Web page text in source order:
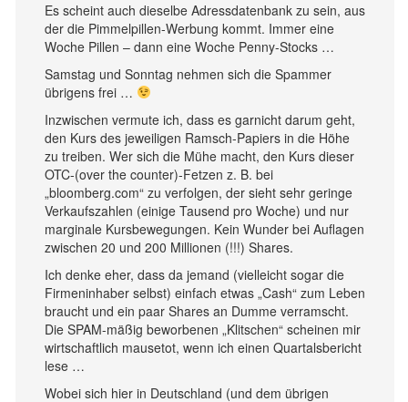
Es scheint auch dieselbe Adressdatenbank zu sein, aus
der die Pimmelpillen-Werbung kommt. Immer eine
Woche Pillen – dann eine Woche Penny-Stocks …
Samstag und Sonntag nehmen sich die Spammer
übrigens frei …
Inzwischen vermute ich, dass es garnicht darum geht,
den Kurs des jeweiligen Ramsch-Papiers in die Höhe
zu treiben. Wer sich die Mühe macht, den Kurs dieser
OTC-(over the counter)-Fetzen z. B. bei
„bloomberg.com“ zu verfolgen, der sieht sehr geringe
Verkaufszahlen (einige Tausend pro Woche) und nur
marginale Kursbewegungen. Kein Wunder bei Auflagen
zwischen 20 und 200 Millionen (!!!) Shares.
Ich denke eher, dass da jemand (vielleicht sogar die
Firmeninhaber selbst) einfach etwas „Cash“ zum Leben
braucht und ein paar Shares an Dumme verramscht.
Die SPAM-mäßig beworbenen „Klitschen“ scheinen mir
wirtschaftlich mausetot, wenn ich einen Quartalsbericht
lese …
Wobei sich hier in Deutschland (und dem übrigen